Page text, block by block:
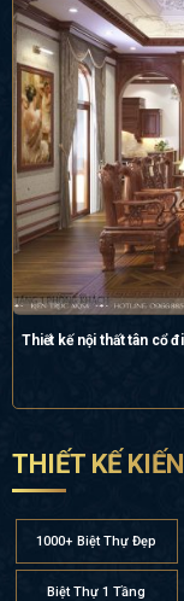
Thiết kế nội thất tân cổ
THIẾT KẾ
1000+ Biệt Thự Đẹp
Biệt Thự 1 Tầng